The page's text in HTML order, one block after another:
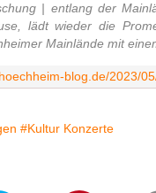
| entlang der
lädt wieder die
Mainlände mit
#Kultur Konzerte